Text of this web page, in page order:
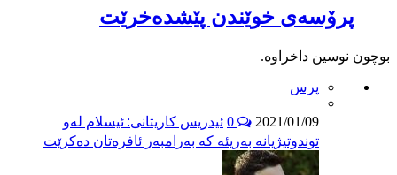
پرۆسه‌ى خوێندن پێشده‌خرێت
بوچون نوسین داخراوە.
پرس
2021/01/09
ئیدریس کاریتانی: ئیسلام لەو
توندوتیژیانە بەریئە کە بەرامبەر ئافرەتان دەکرێت